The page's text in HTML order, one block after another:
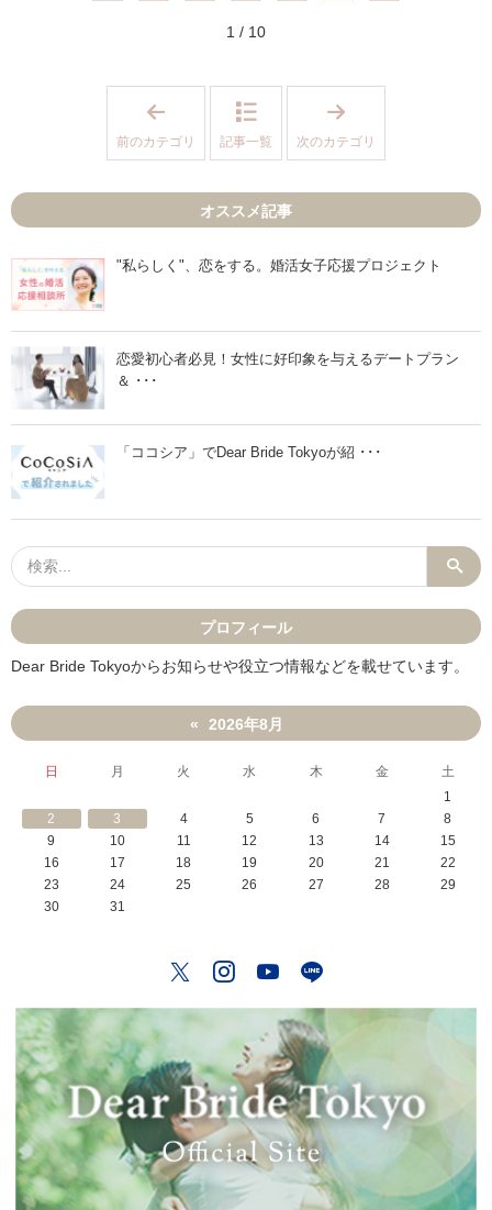
1 / 10
」
前のカテゴリ 記事一覧
の
い
次のカテゴリ
オススメ記事
"私らしく"、恋をする。婚活女子応援プロジェクト
恋愛初心者必見！女性に好印象を与えるデートプラン
＆ ･･･
「ココシア」でDear Bride Tokyoが紹 ･･･
プロフィール
Dear Bride Tokyoからお知らせや役立つ情報などを載せています。
« 2026年8月
日 月 火 水 木 金
土
1
2
3 4 5 6 7
8
9
10 11 12 13 14
15
16
17 18 19 20 21
22
23
24 25 26 27 28
29
30
31
TwitterInstagram
YouTube